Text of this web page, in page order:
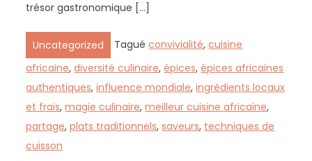
trésor gastronomique […]
Uncategorized Taguéconvivialité,cuisine
africaine,diversité culinaire,épices,épices africaines
authentiques,influence mondiale,ingrédients locaux
et frais,magie culinaire,meilleur cuisine africaine,
partage,plats traditionnels,saveurs, techniques de
cuisson